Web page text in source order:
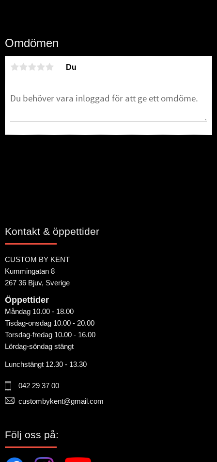
Omdömen
Du
Kontakt & öppettider
CUSTOM BY KENT
Kummingatan 8
267 36 Bjuv, Sverige
Öppettider
Måndag 10.00 - 18.00
Tisdag-onsdag 10.00 - 20.00
Torsdag-fredag 10.00 - 16.00
Lördag-söndag stängt
Lunchstängt 12.30 - 13.30
042 29 37 00
custombykent@gmail.com
Följ oss på: